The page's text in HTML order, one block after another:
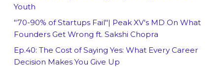
Youth
"70-90% of Startups Fail"| Peak XV's MD On What
Founders Get Wrong ft. Sakshi Chopra
Ep.40: The Cost of Saying Yes: What Every Career
Decision Makes You Give Up